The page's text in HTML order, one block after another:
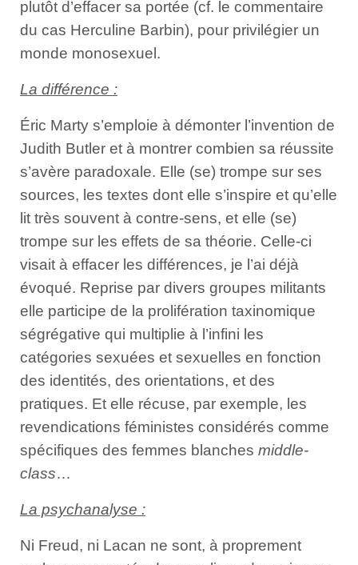
plutôt d’effacer sa portée (cf. le commentaire
du cas Herculine Barbin), pour privilégier un
monde monosexuel.
La différence :
Éric Marty s’emploie à démonter l’invention de
Judith Butler et à montrer combien sa réussite
s’avère paradoxale. Elle (se) trompe sur ses
sources, les textes dont elle s’inspire et qu’elle
lit très souvent à contre-sens, et elle (se)
trompe sur les effets de sa théorie. Celle-ci
visait à effacer les différences, je l’ai déjà
évoqué. Reprise par divers groupes militants
elle participe de la prolifération taxinomique
ségrégative qui multiplie à l’infini les
catégories sexuées et sexuelles en fonction
des identités, des orientations, et des
pratiques. Et elle récuse, par exemple, les
revendications féministes considérés comme
spécifiques des femmes blanches middle-
class…
La psychanalyse :
Ni Freud, ni Lacan ne sont, à proprement